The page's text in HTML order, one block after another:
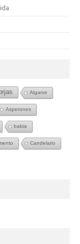
Algarve
Asperones
babia
Candelario